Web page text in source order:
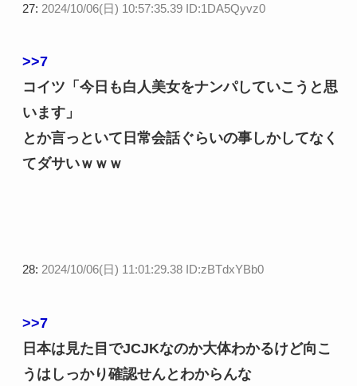
27: 2024/10/06(日) 10:57:35.39 ID:1DA5Qyvz0
>>7
コイツ「今日も白人美女をナンパしていこうと思
います」
とか言っといて日常会話ぐらいの事しかしてなく
てダサいｗｗｗ
28: 2024/10/06(日) 11:01:29.38 ID:zBTdxYBb0
>>7
日本は見た目でJCJKなのか大体わかるけど向こ
うはしっかり確認せんとわからんな